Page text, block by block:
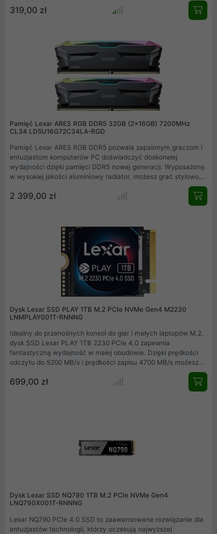
możesz z łatwością wykonywać wiele zadań jednocześnie.
319,00 zł
Pamięć Lexar ARES RGB DDR5 32GB (2x16GB) 7200MHz
CL34 LD5U16G72C34LA-RGD
Pamięć Lexar ARES RGB DDR5 pozwala zapalonym graczom i
entuzjastom komputerów PC doświadczyć doskonałej
wydajności dzięki pamięci DDR5 nowej generacji. Wyposażony
w wysokiej jakości aluminiowy radiator, możesz grać stylowo,
ultraszybką wydajność, stabilność i niezawodność.
2 399,00 zł
Dysk Lexar SSD PLAY 1TB M.2 PCIe NVMe Gen4 M2230
LNMPLAY001T-RNNNG
Idealny do przenośnych konsol do gier i małych laptopów M.2,
dysk SSD Lexar PLAY 1TB 2230 PCIe 4.0 zapewnia
fantastyczną wydajność w małej obudowie. Dzięki prędkości
odczytu do 5200 MB/s i prędkości zapisu 4700 MB/s możesz
odtwarzać tytuły AAA lub szybko je przesyłać. Dynamiczna
pamięć podręczna SLC zapewnia szybki czas ładowania i
pobierania, minimalizując czas oczekiwania, a niskie zużycie
699,00 zł
Dysk Lexar SSD NQ790 1TB M.2 PCIe NVMe Gen4
LNQ790X001T-RNNNG
Lexar NQ790 PCIe 4.0 SSD to zaawansowane rozwiązanie dla
entuzjastów technologii, którzy oczekują najwyższej